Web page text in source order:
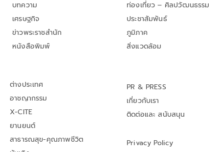
บทความ
เศรษฐกิจ
ข่าวพระราชสำนัก
หนังสือพิมพ์
ท่องเที่ยว – ศิลปวัฒนธรรม
ประชาสัมพันธ์
ภูมิภาค
สิ่งแวดล้อม
ต่างประเทศ
อาชญากรรม
X-CITE
ยานยนต์
สาธารณสุข-คุณภาพชีวิต
PR & PRESS
เกี่ยวกับเรา
ติดต่อและ สนับสนุน
Privacy Policy